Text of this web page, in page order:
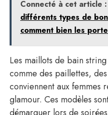
Connecté à cet article :
différents types de
comment bien les
Les maillots de bain
comme des paillettes,
conviennent aux femmes
glamour. Ces modèles